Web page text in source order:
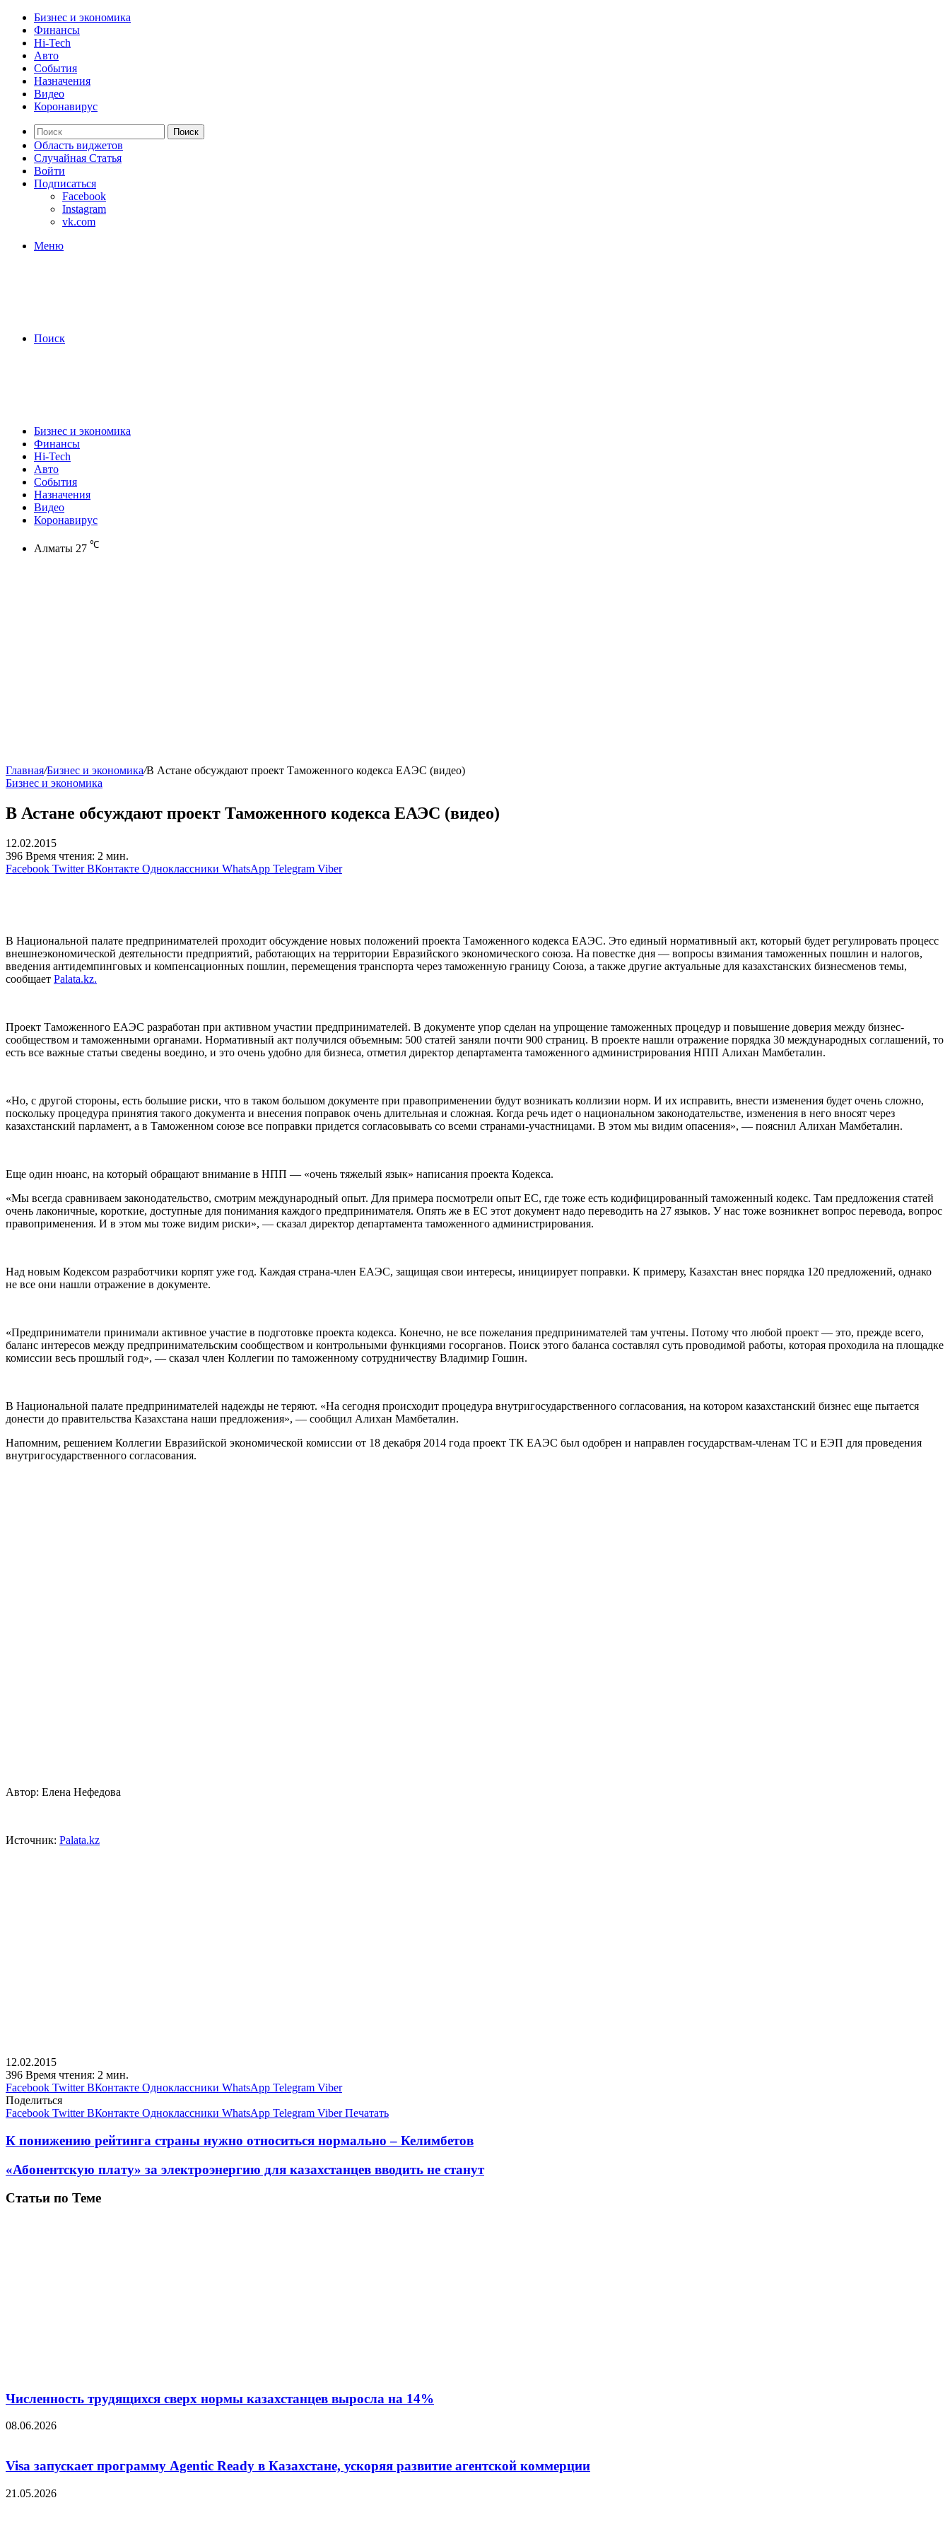
Бизнес и экономика
Финансы
Hi-Tech
Авто
События
Назначения
Видео
Коронавирус
Поиск
Область виджетов
Случайная Статья
Войти
Подписаться
Facebook
Instagram
vk.com
Меню
Поиск
Бизнес и экономика
Финансы
Hi-Tech
Авто
События
Назначения
Видео
Коронавирус
Алматы 27 ℃
Главная/Бизнес и экономика/В Астане обсуждают проект Таможенного кодекса ЕАЭС (видео)
Бизнес и экономика
В Астане обсуждают проект Таможенного кодекса ЕАЭС (видео)
12.02.2015
396 Время чтения: 2 мин.
Facebook Twitter ВКонтакте Одноклассники WhatsApp Telegram Viber
В Национальной палате предпринимателей проходит обсуждение новых положений проекта Таможенного кодекса ЕАЭС. Это единый нормативный акт, который будет регулировать процесс
внешнеэкономической деятельности предприятий, работающих на территории Евразийского экономического союза. На повестке дня — вопросы взимания таможенных пошлин и налогов,
введения антидемпинговых и компенсационных пошлин, перемещения транспорта через таможенную границу Союза, а также другие актуальные для казахстанских бизнесменов темы,
сообщает Рalata.kz.
Проект Таможенного ЕАЭС разработан при активном участии предпринимателей. В документе упор сделан на упрощение таможенных процедур и повышение доверия между бизнес-
сообществом и таможенными органами. Нормативный акт получился объемным: 500 статей заняли почти 900 страниц. В проекте нашли отражение порядка 30 международных соглашений, то
есть все важные статьи сведены воедино, и это очень удобно для бизнеса, отметил директор департамента таможенного администрирования НПП Алихан Мамбеталин.
«Но, с другой стороны, есть большие риски, что в таком большом документе при правоприменении будут возникать коллизии норм. И их исправить, внести изменения будет очень сложно,
поскольку процедура принятия такого документа и внесения поправок очень длительная и сложная. Когда речь идет о национальном законодательстве, изменения в него вносят через
казахстанский парламент, а в Таможенном союзе все поправки придется согласовывать со всеми странами-участницами. В этом мы видим опасения», — пояснил Алихан Мамбеталин.
Еще один нюанс, на который обращают внимание в НПП — «очень тяжелый язык» написания проекта Кодекса.
«Мы всегда сравниваем законодательство, смотрим международный опыт. Для примера посмотрели опыт ЕС, где тоже есть кодифицированный таможенный кодекс. Там предложения статей
очень лаконичные, короткие, доступные для понимания каждого предпринимателя. Опять же в ЕС этот документ надо переводить на 27 языков. У нас тоже возникнет вопрос перевода, вопрос
правоприменения. И в этом мы тоже видим риски», — сказал директор департамента таможенного администрирования.
Над новым Кодексом разработчики корпят уже год. Каждая страна-член ЕАЭС, защищая свои интересы, инициирует поправки. К примеру, Казахстан внес порядка 120 предложений, однако
не все они нашли отражение в документе.
«Предприниматели принимали активное участие в подготовке проекта кодекса. Конечно, не все пожелания предпринимателей там учтены. Потому что любой проект — это, прежде всего,
баланс интересов между предпринимательским сообществом и контрольными функциями госорганов. Поиск этого баланса составлял суть проводимой работы, которая проходила на площадке
комиссии весь прошлый год», — сказал член Коллегии по таможенному сотрудничеству Владимир Гошин.
В Национальной палате предпринимателей надежды не теряют. «На сегодня происходит процедура внутригосударственного согласования, на котором казахстанский бизнес еще пытается
донести до правительства Казахстана наши предложения», — сообщил Алихан Мамбеталин.
Напомним, решением Коллегии Евразийской экономической комиссии от 18 декабря 2014 года проект ТК ЕАЭС был одобрен и направлен государствам-членам ТС и ЕЭП для проведения
внутригосударственного согласования.
Автор: Елена Нефедова
Источник: Рalata.kz
12.02.2015
396 Время чтения: 2 мин.
Facebook Twitter ВКонтакте Одноклассники WhatsApp Telegram Viber
Поделиться
Facebook Twitter ВКонтакте Одноклассники WhatsApp Telegram Viber Печатать
К понижению рейтинга страны нужно относиться нормально – Келимбетов
«Абонентскую плату» за электроэнергию для казахстанцев вводить не станут
Статьи по Теме
Численность трудящихся сверх нормы казахстанцев выросла на 14%
08.06.2026
Visa запускает программу Agentic Ready в Казахстане, ускоряя развитие агентской коммерции
21.05.2026